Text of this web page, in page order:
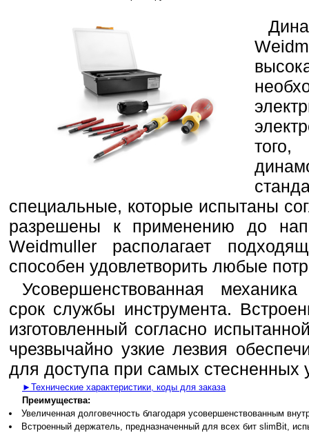
специальные, которые испытаны
разрешены к применению до
Weidmuller располагает
способен удовлетворить любые
Усовершенствованная
срок службы инструмента.
изготовленный согласно
чрезвычайно узкие лезвия
для доступа при самых стесненных
►Технические характеристики, коды для заказа
Преимущества:
Увеличенная долговечность благодаря усовершенствованным
Встроенный держатель, предназначенный для всех бит slimBit,